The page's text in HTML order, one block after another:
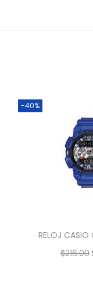
-40%
RELOJ
$216.00